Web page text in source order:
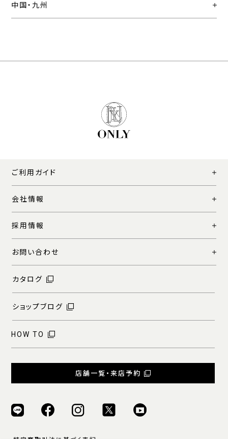
中国・九州
ご利用ガイド
会社情報
採用情報
お問い合わせ
カタログ
ショップブログ
HOW TO
店舗一覧・来店予約